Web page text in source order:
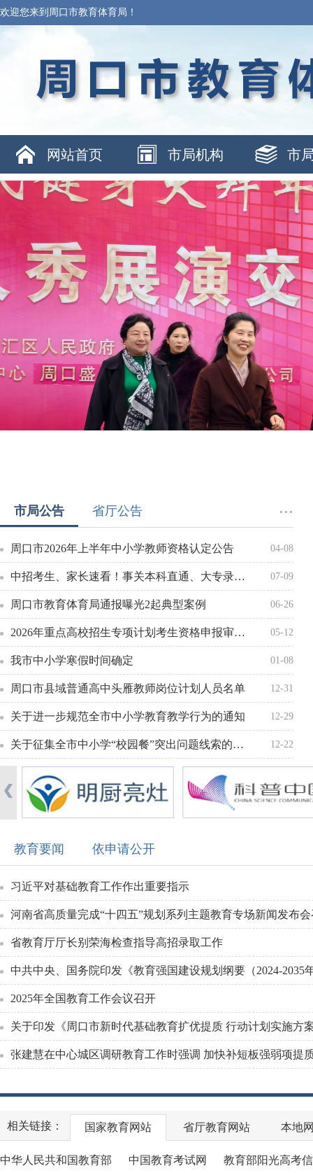
欢迎您来到周口市教育体育局！
网站首页 市局机构 市
市局公告 省厅公告 ···
04-08
周口市2026年上半年中小学教师资格认定公告
07-09
中招考生、家长速看！事关本科直通、大专录取！ 7月10日开启填报
06-26
周口市教育体育局通报曝光2起典型案例
05-12
2026年重点高校招生专项计划考生资格申报审核通过名单的公示
01-08
我市中小学寒假时间确定
12-31
周口市县域普通高中头雁教师岗位计划人员名单
12-29
关于进一步规范全市中小学教育教学行为的通知
12-22
关于征集全市中小学“校园餐”突出问题线索的公告
教育要闻 依申请公开
习近平对基础教育工作作出重要指示
河南省高质量完成“十四五”规划系列主题教育专场新闻发布
省教育厅厅长别荣海检查指导高招录取工作
中共中央、国务院印发《教育强国建设规划纲要（2024-2035
2025年全国教育工作会议召开
关于印发《周口市新时代基础教育扩优提质 行动计划实施方
国家教育网站 省厅教育网站 本地
中华人民共和国教育部 中国教育考试网 教育部阳光高考